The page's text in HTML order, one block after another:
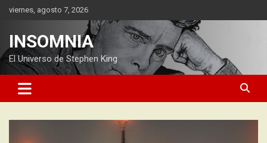
Saltarviernes, agosto 7, 2026
INSOMNIA
El Universo de Stephen King